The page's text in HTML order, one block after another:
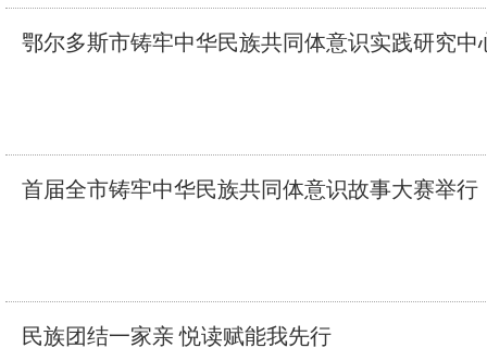
鄂尔多斯市铸牢中华民族共同体意识实践研究中
首届全市铸牢中华民族共同体意识故事大赛举行
民族团结一家亲 悦读赋能我先行